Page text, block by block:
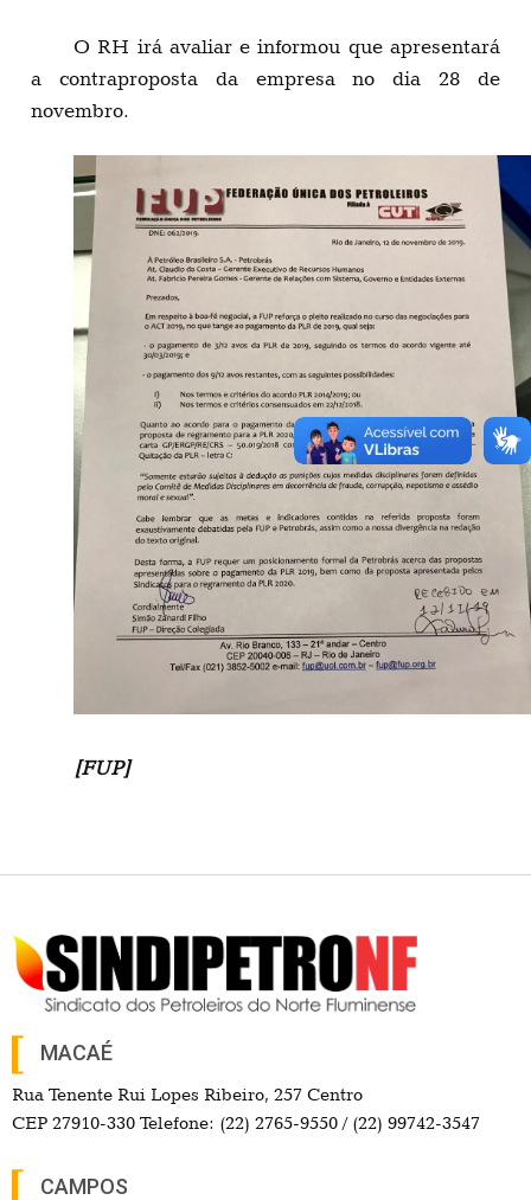
O RH irá avaliar e informou que apresentará
a contraproposta da empresa no dia 28 de
novembro.
[FUP]
MACAÉ
Rua Tenente Rui Lopes Ribeiro, 257 Centro
CEP 27910-330 Telefone: (22) 2765-9550 / (22) 99742-3547
CAMPOS